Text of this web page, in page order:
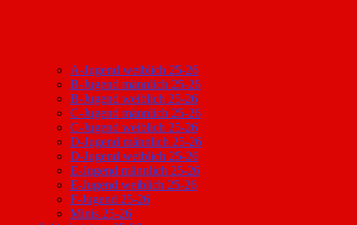
A-Jugend weiblich 25-26
B-Jugend männlich 25-26
B-Jugend weiblich 25-26
C-Jugend männlich 25-26
C-Jugend weiblich 25-26
D-Jugend männlich 25-26
D-Jugend weiblich 25-26
E-Jugend männlich 25-26
E-Jugend weiblich 25-26
F-Jugend 25-26
Minis 25-26